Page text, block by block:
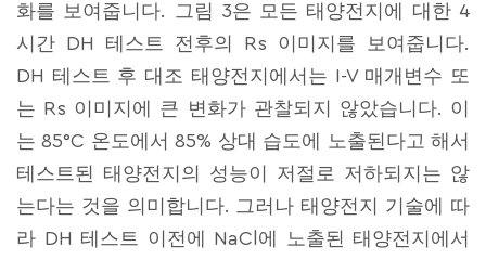
화를 보여줍니다. 그림 3은 모든 태양전지에 대한 4
시간 DH 테스트 전후의 Rs 이미지를 보여줍니다.
DH 테스트 후 대조 태양전지에서는 I-V 매개변수 또
는 Rs 이미지에 큰 변화가 관찰되지 않았습니다. 이
는 85°C 온도에서 85% 상대 습도에 노출된다고 해서
테스트된 태양전지의 성능이 저절로 저하되지는 않
는다는 것을 의미합니다. 그러나 태양전지 기술에 따
라 DH 테스트 이전에 NaCl에 노출된 태양전지에서